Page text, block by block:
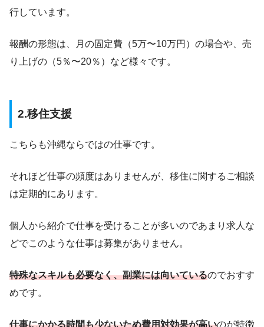
行しています。
報酬の形態は、月の固定費（5万〜10万円）の場合や、売
り上げの（5％〜20％）など様々です。
2.移住支援
こちらも沖縄ならではの仕事です。
それほど仕事の頻度はありませんが、移住に関するご相談
は定期的にあります。
個人から紹介で仕事を受けることが多いのであまり求人な
どでこのような仕事は募集がありません。
特殊なスキルも必要なく、副業には向いているのでおすす
めです。
仕事にかかる時間も少ないため費用対効果が高いのが特徴